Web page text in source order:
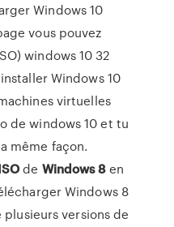
Windows 10
vous pouvez
windows 10 32
Windows 10
virtuelles
de windows 10 et tu
même façon.
de Windows8en
Windows 8
versions de